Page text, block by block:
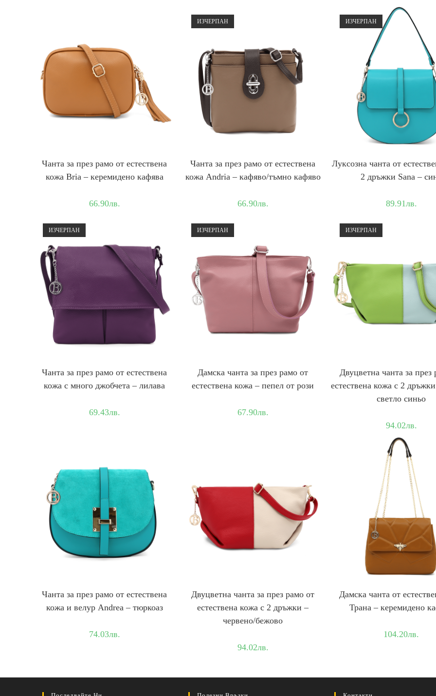
Чанта за през рамо от естествена
кожа Bria – керемидено кафява
66.90лв.
ИЗЧЕРПАН
Чанта за през рамо от естествена
кожа Andria – кафяво/тъмно кафяво
66.90лв.
ИЗЧЕРПАН
Луксозна чанта от
2 дръжки Sana –
89.91лв.
ИЗЧЕРПАН
Чанта за през рамо от естествена
кожа с много джобчета – лилава
69.43лв.
ИЗЧЕРПАН
Дамска чантa за през рамо от
естествена кожа – пепел от рози
67.90лв.
ИЗЧЕРПАН
Двуцветна чанта за през
естествена кожа с 2
светло синьо
94.02лв.
Чанта за през рамо от естествена
кожа и велур Andrea – тюркоаз
74.03лв.
Двуцветна чанта за през рамо от
естествена кожа с 2 дръжки –
червено/бежово
94.02лв.
Дамска чанта от
Трана – керемидено
104.20лв.